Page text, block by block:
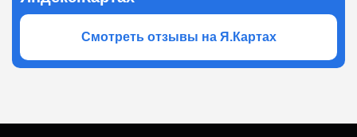
Смотреть отзывы на Я.Картах